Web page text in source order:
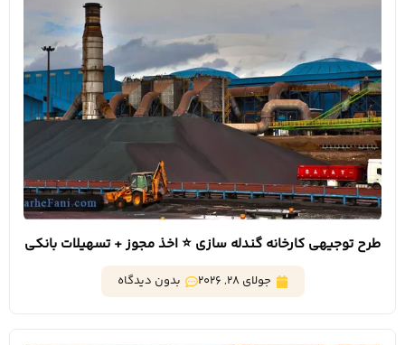
طرح توجیهی کارخانه گندله سازی ⭐️ اخذ مجوز + تسهیلات بانکی
جولای 28, 2026 بدون دیدگاه